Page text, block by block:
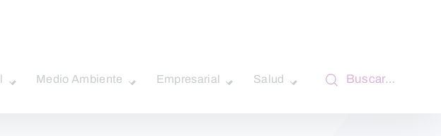
Medio Ambiente Empresarial Salud Buscar…